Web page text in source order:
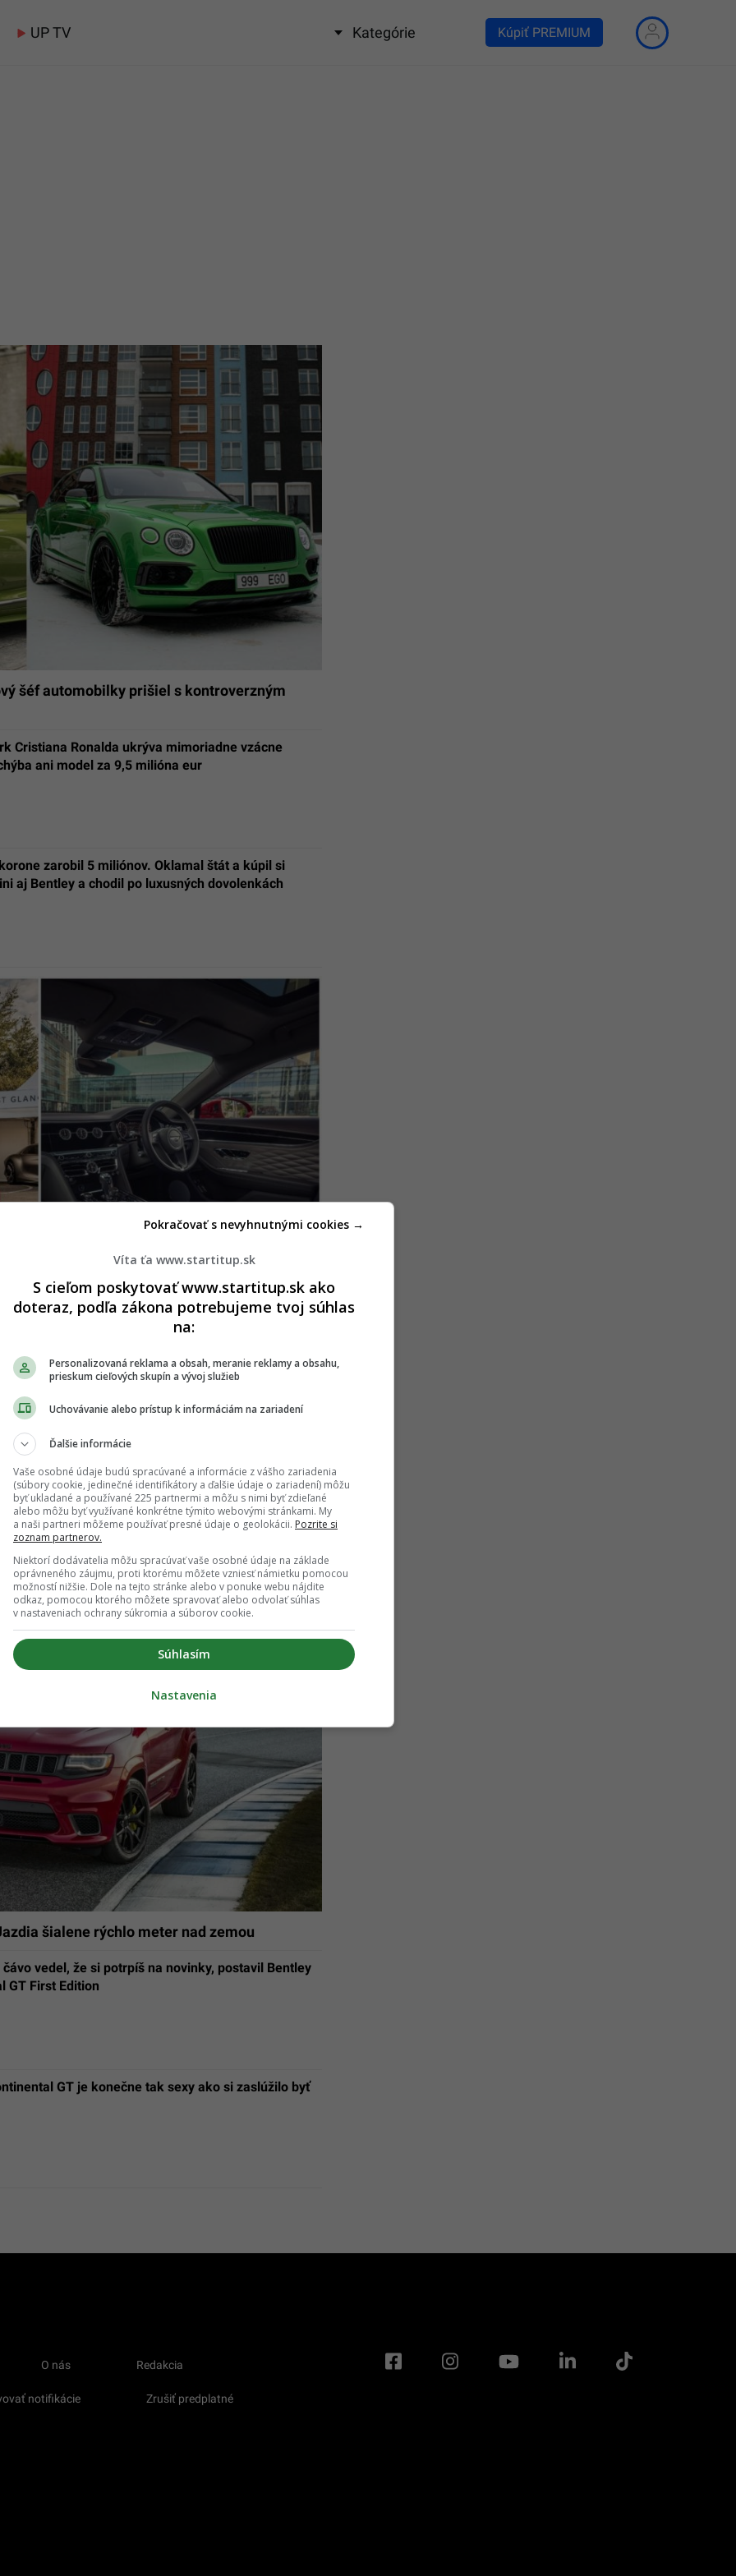
UP TV Kategórie Kúpiť PREMIUM
šéf automobilky prišiel s kontroverzným
Cristiana Ronalda ukrýva mimoriadne vzácne
ani model za 9,5 milióna eur
zarobil 5 miliónov. Oklamal štát a kúpil si
aj Bentley a chodil po luxusných dovolenkách
na svete za takmer 200 000 eur
svoj debut. Značka ukázala, čo nás čaká v
ponúka šialený výkon, ultraluxusnú výbavu a
dizajn
šialene rýchlo meter nad zemou
vedel, že si potrpíš na novinky, postavil Bentley
GT First Edition
GT je konečne tak sexy ako si zaslúžilo byť
O nás Redakcia
notifikácie Zrušiť predplatné
Víta ťa www.startitup.sk
S cieľom poskytovať www.startitup.sk ako
doteraz, podľa zákona potrebujeme tvoj súhlas
na:
Personalizovaná reklama a obsah, meranie reklamy a obsahu,
prieskum cieľových skupín a vývoj služieb
Uchovávanie alebo prístup k informáciám na zariadení
Ďalšie informácie
Vaše osobné údaje budú spracúvané a informácie z vášho zariadenia
(súbory cookie, jedinečné identifikátory a ďalšie údaje o zariadení) môžu
byť ukladané a používané 225 partnermi a môžu s nimi byť zdieľané
alebo môžu byť využívané konkrétne týmito webovými stránkami. My
a naši partneri môžeme používať presné údaje o geolokácii. Pozrite si
zoznam partnerov.
Niektorí dodávatelia môžu spracúvať vaše osobné údaje na základe
oprávneného záujmu, proti ktorému môžete vzniesť námietku pomocou
možností nižšie. Dole na tejto stránke alebo v ponuke webu nájdite
odkaz, pomocou ktorého môžete spravovať alebo odvolať súhlas
v nastaveniach ochrany súkromia a súborov cookie.
Súhlasím
Pokračovať s nevyhnutnými cookies →
Nastavenia